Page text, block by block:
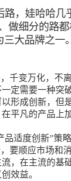
路，娃哈哈几
做细分的路
三大品牌之一
千变万化，不
定需要一种突
形成创新，但
平凡的产品上
品适度创新”策
要顺应市场和
，在主流的基
效益。